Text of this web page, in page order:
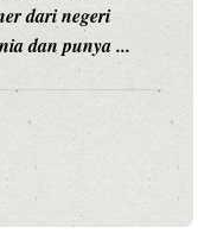
Prasetyo, kini
Buka Restoran